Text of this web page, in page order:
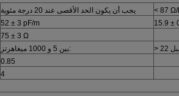
يجب أن يكون الحد الأقصى عند 20 درجة مئوية
52 ± 3 pF/m
15.9 ±
75 ± 3 Ω
بين 5 و 1000 ميغاهرتز:
0.85
4